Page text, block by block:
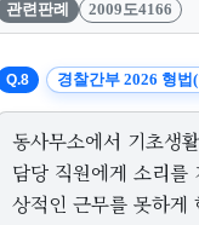
관련판례 2009도4166
Q.8 경찰간부 2026 형법
동사무소에서 기초생
담당 직원에게 소리를
상적인 근무를 못하게